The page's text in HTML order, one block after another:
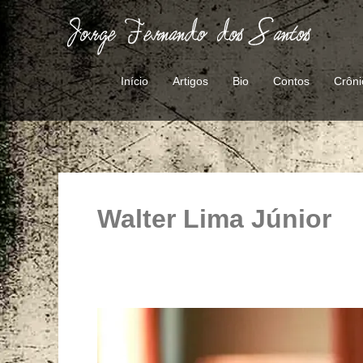
Ir
para
conteúdo
Início Artigos Bio Contos
Walter Lima Júnior